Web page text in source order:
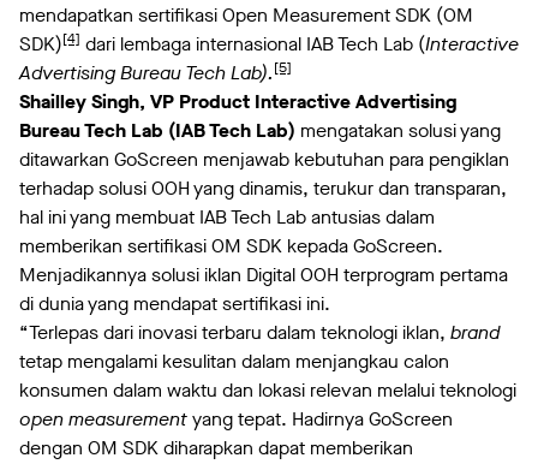
mendapatkan sertifikasi Open Measurement SDK (OM
SDK)[4] dari lembaga internasional IAB Tech Lab (Interactive
Advertising Bureau Tech Lab).[5]
Shailley Singh, VP Product Interactive Advertising
Bureau Tech Lab (IAB Tech Lab) mengatakan solusi yang
ditawarkan GoScreen menjawab kebutuhan para pengiklan
terhadap solusi OOH yang dinamis, terukur dan transparan,
hal ini yang membuat IAB Tech Lab antusias dalam
memberikan sertifikasi OM SDK kepada GoScreen.
Menjadikannya solusi iklan Digital OOH terprogram pertama
di dunia yang mendapat sertifikasi ini.
“Terlepas dari inovasi terbaru dalam teknologi iklan, brand
tetap mengalami kesulitan dalam menjangkau calon
konsumen dalam waktu dan lokasi relevan melalui teknologi
open measurementyang tepat. Hadirnya GoScreen
dengan OM SDK diharapkan dapat memberikan